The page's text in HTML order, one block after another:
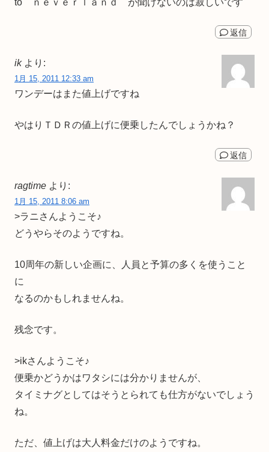
返信
ik より:
1月 15, 2011 12:33 am
ワンデーはまた値上げですね
やはりＴＤＲの値上げに便乗したんでしょうかね？
返信
ragtime より:
1月 15, 2011 8:06 am
>ラニさんようこそ♪
どうやらそのようですね。
10周年の新しい企画に、人員と予算の多くを使うこと
に
なるのかもしれませんね。
残念です。
>ikさんようこそ♪
便乗かどうかはワタシには分かりませんが、
タイミナグとしてはそうとられても仕方がないでしょう
ね。
ただ、値上げは大人料金だけのようですね。